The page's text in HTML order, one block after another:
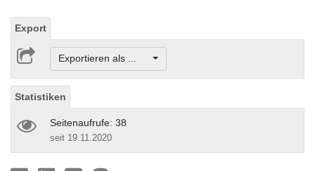
Export
Exportieren als ...
Statistiken
Seitenaufrufe: 38
seit 19.11.2020